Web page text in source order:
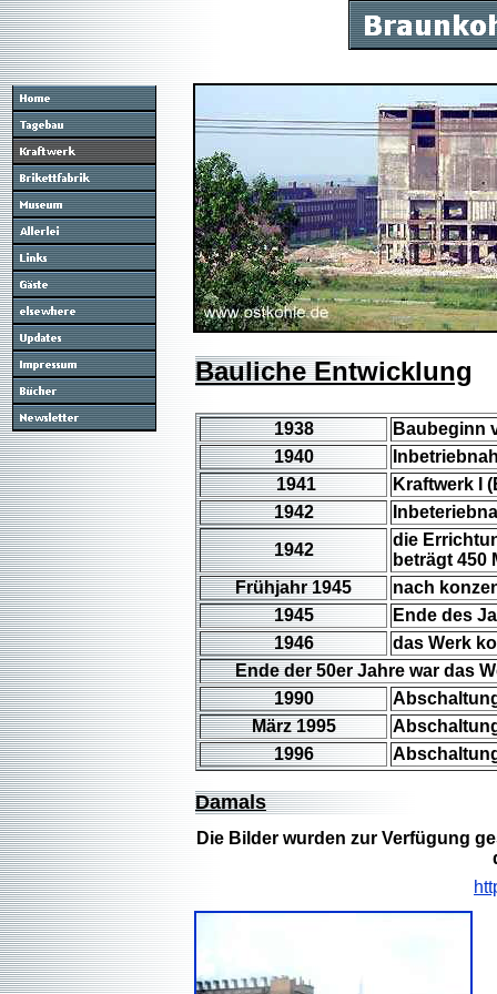
Bauliche Entwicklung
1938
Baubeginn
1940
1941
Kraftwerk I
1942
1942
die
beträgt 450
Frühjahr 1945
nach
1945
Ende des
1946
das Werk
Ende der 50er Jahre war das
1990
März 1995
1996
Damals
Die Bilder wurden zur Verfügung